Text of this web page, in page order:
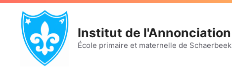
Aller
contenu
Institut de l'Annonciation
École primaire et maternelle de Schaerbeek